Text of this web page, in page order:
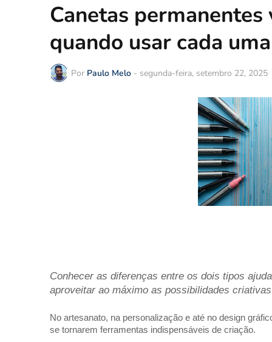
Canetas permanentes
quando usar cada uma
Por Paulo Melo - segunda-feira, setembro 22, 2025
Conhecer as diferenças entre os dois tipos
aproveitar ao máximo as possibilidades criativas
No artesanato, na personalização e até no design
se tornarem ferramentas indispensáveis de criação.